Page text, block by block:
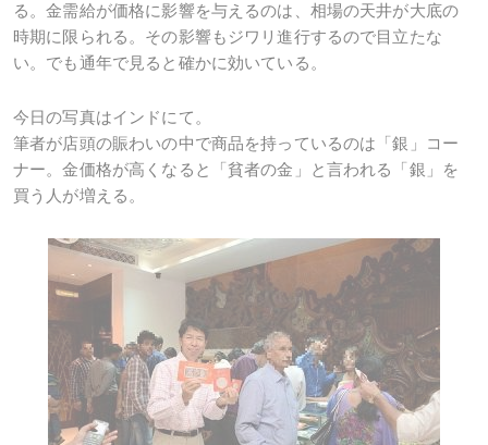
る。金需給が価格に影響を与えるのは、相場の天井が大底の
時期に限られる。その影響もジワリ進行するので目立たな
い。でも通年で見ると確かに効いている。
今日の写真はインドにて。
筆者が店頭の賑わいの中で商品を持っているのは「銀」コー
ナー。金価格が高くなると「貧者の金」と言われる「銀」を
買う人が増える。